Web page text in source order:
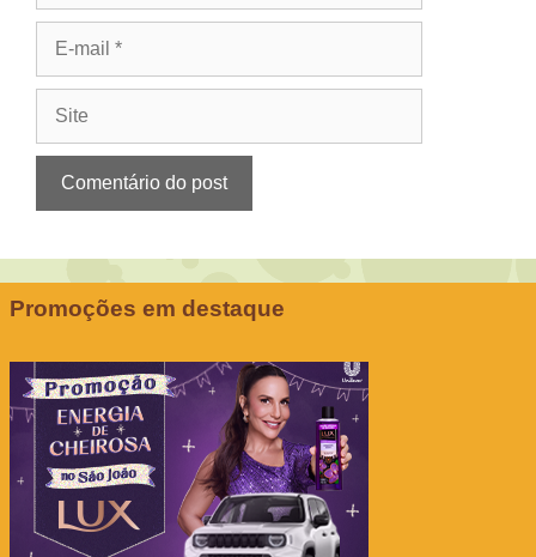
Promoções em destaque